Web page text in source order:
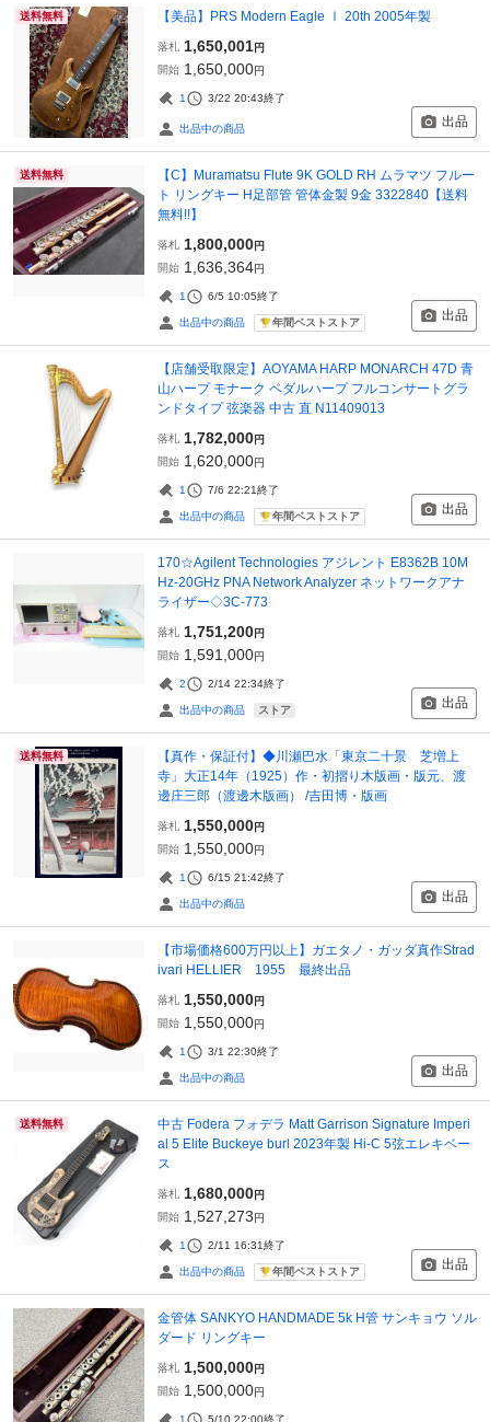
送料無料 【美品】PRS Modern Eagle Ⅰ 20th 2005年製
落札 1,650,001円
開始 1,650,000円
1 3/22 20:43終了
出品中の商品 出品
送料無料
【C】Muramatsu Flute 9K GOLD RH ムラマツ フルー
ト リングキー H足部管 管体金製 9金 3322840【送料
無料!!】
落札 1,800,000円
開始 1,636,364円
1 6/5 10:05終了
出品中の商品 年間ベストストア 出品
【店舗受取限定】AOYAMA HARP MONARCH 47D 青
山ハープ モナーク ペダルハープ フルコンサートグラ
ンドタイプ 弦楽器 中古 直 N11409013
落札 1,782,000円
開始 1,620,000円
1 7/6 22:21終了
出品中の商品 年間ベストストア 出品
170☆Agilent Technologies アジレント E8362B 10M
Hz-20GHz PNA Network Analyzer ネットワークアナ
ライザー◇3C-773
落札 1,751,200円
開始 1,591,000円
2 2/14 22:34終了
出品中の商品 ストア 出品
送料無料
【真作・保証付】◆川瀬巴水「東京二十景 芝増上
寺」大正14年（1925）作・初摺り木版画・版元、渡
邊庄三郎（渡邊木版画） /吉田博・版画
落札 1,550,000円
開始 1,550,000円
1 6/15 21:42終了
出品中の商品 出品
【市場価格600万円以上】ガエタノ・ガッダ真作Strad
ivari HELLIER 1955 最終出品
落札 1,550,000円
開始 1,550,000円
1 3/1 22:30終了
出品中の商品 出品
送料無料
中古 Fodera フォデラ Matt Garrison Signature Imperi
al 5 Elite Buckeye burl 2023年製 Hi-C 5弦エレキベー
ス
落札 1,680,000円
開始 1,527,273円
1 2/11 16:31終了
出品中の商品 年間ベストストア 出品
金管体 SANKYO HANDMADE 5k H管 サンキョウ ソル
ダード リングキー
落札 1,500,000円
開始 1,500,000円
1 5/10 22:00終了